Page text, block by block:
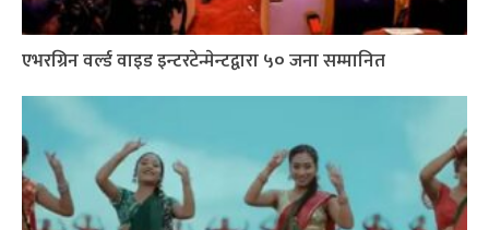
एभरग्रिन वर्ल्ड वाइड इन्टरटेन्मेन्टद्वारा ५० जना सम्मानित